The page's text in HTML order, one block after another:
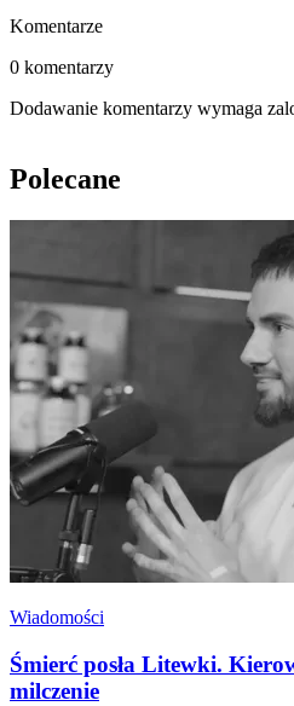
Komentarze
0 komentarzy
Dodawanie komentarzy wymaga
Polecane
Wiadomości
Śmierć posła Litewki.
milczenie